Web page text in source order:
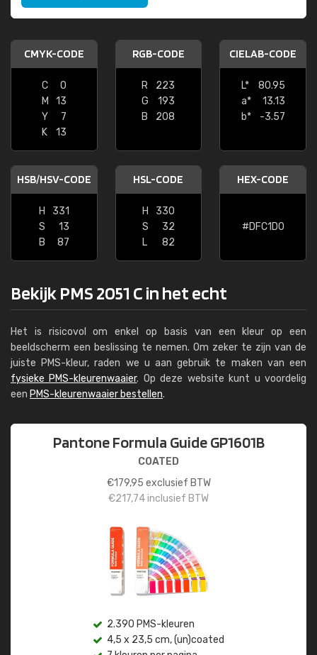
CMYK-CODE
C
0
M
13
Y
7
K
13
RGB-CODE
R
223
G
193
B
208
CIELAB-CODE
L*
80.95
a*
13.13
b*
-3.57
HSB/HSV-CODE
H
331
S
13
B
87
HSL-CODE
H
330
S
32
L
82
HEX-CODE
#DFC1D0
Bekijk PMS 2051 C in het echt
Het is risicovol om enkel op basis van een kleur op een
beeldscherm een beslissing te nemen. Om zeker te zijn van de
juiste PMS-kleur, raden we u aan gebruik te maken van een
fysieke PMS-kleurenwaaier. Op deze website kunt u voordelig
een PMS-kleurenwaaier bestellen.
Pantone Formula Guide GP1601B
COATED
€179,95 exclusief BTW
€217,74inclusief BTW
2.390 PMS-kleuren
4,5 x 23,5 cm, (un)coated